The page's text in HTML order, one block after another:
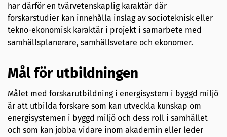
har därför en tvärvetenskaplig karaktär där
forskarstudier kan innehålla inslag av socioteknisk eller
tekno-ekonomisk karaktär i projekt i samarbete med
samhällsplanerare, samhällsvetare och ekonomer.
Mål för utbildningen
Målet med forskarutbildning i energisystem i byggd miljö
är att utbilda forskare som kan utveckla kunskap om
energisystemen i byggd miljö och dess roll i samhället
och som kan jobba vidare inom akademin eller leder